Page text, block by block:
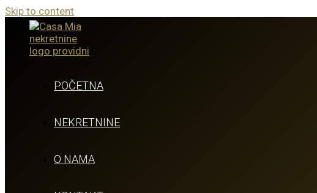
Skip to content
POČETNA
NEKRETNINE
O NAMA